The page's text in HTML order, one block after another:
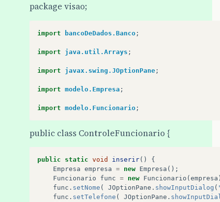
"Telefone: "
package visao;
import bancoDeDados.Banco ;
import java.util.Arrays ;
import javax.swing.JOptionPane ;
import modelo.Empresa ;
import modelo.Funcionario ;
public class ControleFuncionario {
public static void inserir()
{
Empresa empresa = new Empresa ();
Funcionario
func = new Funcionario ( empresa
func . setNome ( JOptionPane . showInputDialog (
func . setTelefone ( JOptionPane .